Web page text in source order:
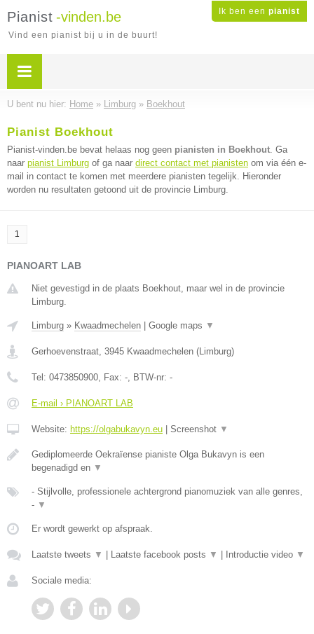
Ik ben een pianist
Pianist -vinden.be
Vind een pianist bij u in de buurt!
U bent nu hier: Home » Limburg » Boekhout
Pianist Boekhout
Pianist-vinden.be bevat helaas nog geen pianisten in Boekhout. Ga
naar pianist Limburg of ga naar direct contact met pianisten om via één e-
mail in contact te komen met meerdere pianisten tegelijk. Hieronder
worden nu resultaten getoond uit de provincie Limburg.
1
PIANOART LAB
Niet gevestigd in de plaats Boekhout, maar wel in de provincie
Limburg.
Limburg » Kwaadmechelen Google maps ▼
Gerhoevenstraat, 3945 Kwaadmechelen (Limburg)
Tel: 0473850900, Fax: -, BTW-nr: -
E-mail › PIANOART LAB
Website: https://olgabukavyn.eu Screenshot ▼
Gediplomeerde Oekraïense pianiste Olga Bukavyn is een
begenadigd en ▼
- Stijlvolle, professionele achtergrond pianomuziek van alle genres,
- ▼
Er wordt gewerkt op afspraak.
Laatste tweets ▼ Laatste facebook posts ▼ Introductie video ▼
Sociale media: